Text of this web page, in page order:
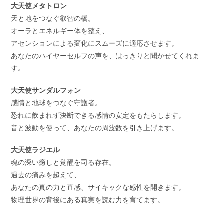
大天使メタトロン
天と地をつなぐ叡智の橋。
オーラとエネルギー体を整え、
アセンションによる変化にスムーズに適応させます。
あなたのハイヤーセルフの声を、はっきりと聞かせてくれま
す。
大天使サンダルフォン
感情と地球をつなぐ守護者。
恐れに飲まれず決断できる感情の安定をもたらします。
音と波動を使って、あなたの周波数を引き上げます。
大天使ラジエル
魂の深い癒しと覚醒を司る存在。
過去の痛みを超えて、
あなたの真の力と直感、サイキックな感性を開きます。
物理世界の背後にある真実を読む力を育てます。